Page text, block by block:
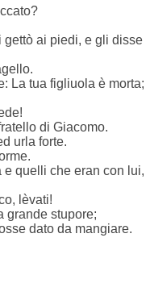
gettò ai piedi, e gli disse
La tua figliuola è morta;
di Giacomo.
urla forte.
quelli che eran con lui,
lèvati!
grande stupore;
dato da mangiare.